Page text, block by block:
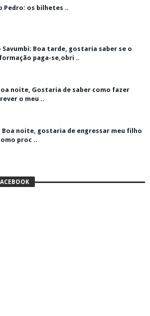
Pedro: os bilhetes ..
Savumbi: Boa tarde, gostaria saber se o
paga-se,obri ..
noite, Gostaria de saber como fazer
o meu ..
Boa noite, gostaria de engressar meu filho
proc ..